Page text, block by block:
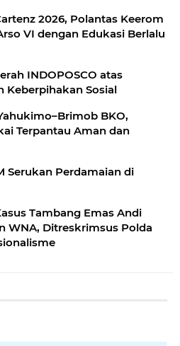
2026, Polantas Keerom
VI dengan Edukasi Berlalu
INDOPOSCO atas
Keberpihakan Sosial
BKO,
Terpantau Aman dan
Serukan Perdamaian di
Tambang Emas Andi
WNA, Ditreskrimsus Polda